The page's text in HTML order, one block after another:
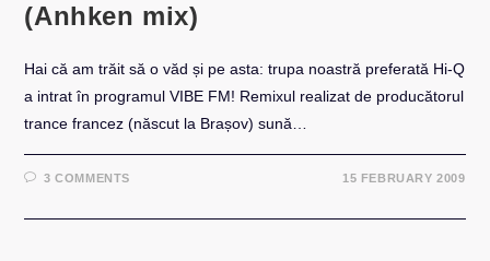
(Anhken mix)
Hai că am trăit să o văd și pe asta: trupa noastră preferată Hi-Q
a intrat în programul VIBE FM! Remixul realizat de producătorul
trance francez (născut la Brașov) sună…
3 COMMENTS 15 FEBRUARY 2009